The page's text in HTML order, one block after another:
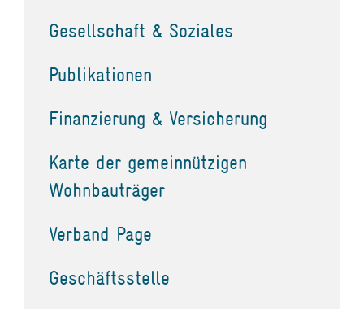
Gesellschaft & Soziales
Publikationen
Finanzierung & Versicherung
Karte der gemeinnützigen
Wohnbauträger
Verband Page
Geschäftsstelle